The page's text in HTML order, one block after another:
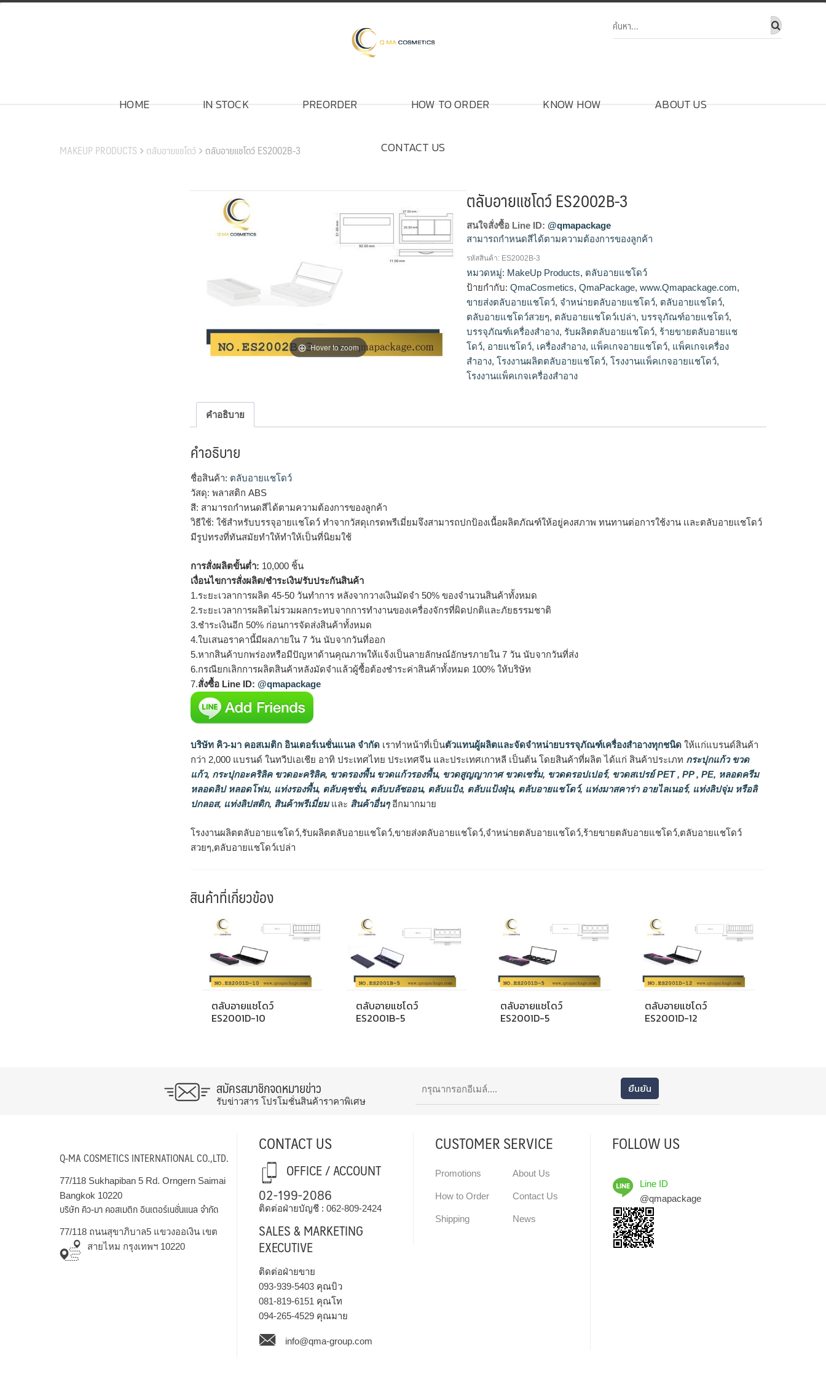
Skip
HOME IN STOCK PREORDER HOW TO ORDER KNOW HOW ABOUT US
CONTACT US
MAKEUP PRODUCTS ตลับอายแชโดว์ ตลับอายแชโดว์ ES2002B-3
Hover to zoom
ตลับอายแชโดว์ ES2002B-3
สนใจสั่งซื้อ Line ID: @qmapackage
สามารถกำหนดสีได้ตามความต้องการของลูกค้า
โรงงานผลิตตลับอายแชโดว์,รับผลิตตลับอายแชโดว์,ขายส่งตลับอายแช
โดว์,จำหน่ายตลับอายแชโดว์,ร้ายขายตลับอายแชโดว์,ตลับอายแชโดว์
สวยๆ,ตลับอายแชโดว์เปล่า
รหัสสินค้า: ES2002B-3
หมวดหมู่: MakeUp Products, ตลับอายแชโดว์
ป้ายกำกับ:QmaCosmetics,QmaPackage,www.Qmapackage.com,
ขายส่งตลับอายแชโดว์, จำหน่ายตลับอายแชโดว์, ตลับอายแชโดว์,
ตลับอายแชโดว์สวยๆ, ตลับอายแชโดว์เปล่า,บรรจุภัณฑ์อายแชโดว์,
บรรจุภัณฑ์เครื่องสำอาง, รับผลิตตลับอายแชโดว์, ร้ายขายตลับอายแช
โดว์, อายแชโดว์, เครื่องสำอาง, แพ็คเกจอายแชโดว์, แพ็คเกจเครื่อง
สำอาง,โรงงานผลิตตลับอายแชโดว์,โรงงานแพ็คเกจอายแชโดว์,
โรงงานแพ็คเกจเครื่องสำอาง
คำอธิบาย
คำอธิบาย
ชื่อสินค้า: ตลับอายแชโดว์
วัสดุ: พลาสติก ABS
สี: สามารถกำหนดสีได้ตามความต้องการของลูกค้า
วิธีใช้: ใช้สำหรับบรรจุอายเเชโดว์ ทำจากวัสดุเกรดพรีเมี่ยมจึงสามารถปกป้องเนื้อผลิตภัณฑ์ให้อยู่คงสภาพ ทนทานต่อการใช้งาน เเละตลับอายเเชโดว์
มีรูปทรงที่ทันสมัยทำให้ทำให้เป็นที่นิยมใช้
การสั่งผลิตขั้นต่ำ: 10,000 ชิ้น
เงื่อนไขการสั่งผลิต/ชำระเงิน/รับประกันสินค้า
1.ระยะเวลาการผลิต 45-50 วันทำการ หลังจากวางเงินมัดจำ 50% ของจำนวนสินค้าทั้งหมด
2.ระยะเวลาการผลิตไม่รวมผลกระทบจากการทำงานของเครื่องจักรที่ผิดปกติและภัยธรรมชาติ
3.ชำระเงินอีก 50% ก่อนการจัดส่งสินค้าทั้งหมด
4.ใบเสนอราคานี้มีผลภายใน 7 วัน นับจากวันที่ออก
5.หากสินค้าบกพร่องหรือมีปัญหาด้านคุณภาพให้แจ้งเป็นลายลักษณ์อักษรภายใน 7 วัน นับจากวันที่ส่ง
6.กรณียกเลิกการผลิตสินค้าหลังมัดจำแล้วผู้ซื้อต้องชำระค่าสินค้าทั้งหมด 100% ให้บริษัท
7.สั่งซื้อ Line ID: @qmapackage
บริษัท คิว-มา คอสเมติก อินเตอร์เนชั่นแนล จำกัด เราทำหน้าที่เป็นตัวแทนผู้ผลิตและจัดจำหน่ายบรรจุภัณฑ์เครื่องสำอางทุกชนิด ให้แก่แบรนด์สินค้า
กว่า 2,000 แบรนด์ ในทวีปเอเชีย อาทิ ประเทศไทย ประเทศจีน และประเทศเกาหลี เป็นต้น โดยสินค้าที่ผลิต ได้แก่ สินค้าประเภท กระปุกแก้ว ขวด
แก้ว, กระปุกอะคริลิค ขวดอะคริลิค, ขวดรองพื้น ขวดแก้วรองพื้น, ขวดสูญญากาศ ขวดเซรั่ม, ขวดดรอปเปอร์, ขวดสเปรย์ PET , PP , PE, หลอดครีม
หลอดลิป หลอดโฟม, แท่งรองพื้น, ตลับคุชชั่น, ตลับบลัชออน, ตลับแป้ง, ตลับแป้งฝุ่น, ตลับอายแชโดว์, แท่งมาสคาร่า อายไลเนอร์, แท่งลิปจุ่ม หรือลิ
ปกลอส, แท่งลิปสติก, สินค้าพรีเมี่ยมและ สินค้าอื่นๆอีกมากมาย
โรงงานผลิตตลับอายแชโดว์,รับผลิตตลับอายแชโดว์,ขายส่งตลับอายแชโดว์,จำหน่ายตลับอายแชโดว์,ร้ายขายตลับอายแชโดว์,ตลับอายแชโดว์
สวยๆ,ตลับอายแชโดว์เปล่า
สินค้าที่เกี่ยวข้อง
ตลับอายแชโดว์
ES2001D-10
ตลับอายแชโดว์
ES2001B-5
ตลับอายแชโดว์
ES2001D-5
ตลับอายแชโดว์
ES2001D-12
สมัครสมาชิกจดหมายข่าว
รับข่าวสาร โปรโมชั่นสินค้าราคาพิเศษ
Q-MA COSMETICS INTERNATIONAL CO.,LTD.
77/118 Sukhapiban 5 Rd. Orngern Saimai
Bangkok 10220
บริษัท คิว-มา คอสเมติก อินเตอร์เนชั่นแนล จำกัด
77/118 ถนนสุขาภิบาล5 แขวงออเงิน เขต
สายไหม กรุงเทพฯ 10220
CONTACT US
OFFICE / ACCOUNT
02-199-2086
ติดต่อฝ่ายบัญชี : 062-809-2424
SALES & MARKETING
EXECUTIVE
ติดต่อฝ่ายขาย
093-939-5403คุณบิว
081-819-6151คุณโท
094-265-4529คุณมาย
info@qma-group.com
CUSTOMER SERVICE
Promotions
How to Order
Shipping
About Us
Contact Us
News
FOLLOW US
Line ID
@qmapackage